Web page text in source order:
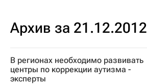
Архив за 21.12.2012
В регионах необходимо развивать
центры по коррекции аутизма -
эксперты